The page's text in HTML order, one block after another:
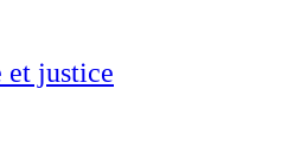
et justice